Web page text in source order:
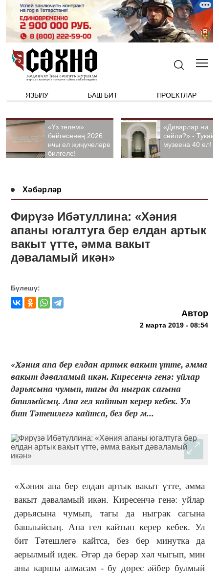
ЯЗЫЛУ БАШ БИТ ПРОЕКТЛАР
«Үз телем»
бәйгесенең 2026
нчы ел җиңүчеләре
билгеле!
«Диварлар ни
сөйли?» - Тукай
музеена 40 ел!
Хәбәрләр
Фирүзә Ибәтуллина: «Хәния
апаны югалтуга бер елдан артык
вакыт үтте, әмма вакыт
дәваламый икән»
Бүлешү:
Автор
2 марта 2019 - 08:54
«Хәния апа бер елдан артык вакыт үтте, әмма
вакыт дәваламый икән. Киресенчә генә: уйлар
дәрьясына чумып, тагы да ныграк сагына
башлыйсың. Апа гел кайтып керер кебек. Ул
бит Тәтешлегә кайтса, без бер м...
«Хәния апа бер елдан артык вакыт үтте, әмма
вакыт дәваламый икән. Киресенчә генә: уйлар
дәрьясына чумып, тагы да ныграк сагына
башлыйсың. Апа гел кайтып керер кебек. Ул
бит Тәтешлегә кайтса, без бер минутка да
аерылмый идек. Əгәр дә берәр хәл чыгып, мин
аны каршы алмасам - бу дөрес әйбер булмый